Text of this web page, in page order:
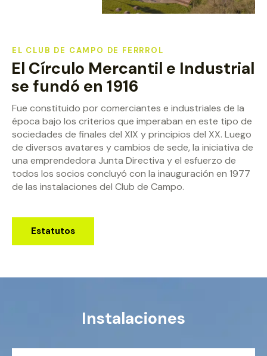
EL CLUB DE CAMPO DE FERRROL
El Círculo Mercantil e Industrial
se fundó en 1916
Fue constituido por comerciantes e industriales de la
época bajo los criterios que imperaban en este tipo de
sociedades de finales del XIX y principios del XX. Luego
de diversos avatares y cambios de sede, la iniciativa de
una emprendedora Junta Directiva y el esfuerzo de
todos los socios concluyó con la inauguración en 1977
de las instalaciones del Club de Campo.
Estatutos
Instalaciones